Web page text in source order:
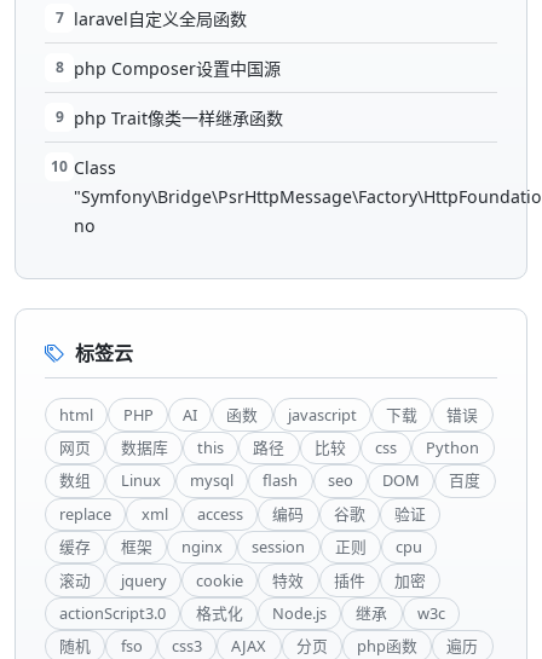
7 laravel自定义全局函数
8 php Composer设置中国源
9 php Trait像类一样继承函数
10 Class
no
标签云
html PHP AI 函数 javascript 下载
错误
网页
数据库 this 路径 比较 css
Python
数组
Linux mysql flash seo DOM
百度
replace
xml access 编码 谷歌
验证
缓存
框架 nginx session 正则
cpu
滚动
jquery cookie 特效 插件
加密
actionScript3.0
格式化 Node.js 继承
w3c
随机
fso css3 AJAX 分页 php函数
遍历